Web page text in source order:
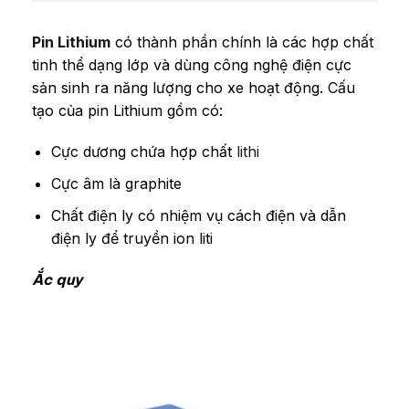
Pin Lithium có thành phần chính là các hợp chất
tinh thể dạng lớp và dùng công nghệ điện cực
sản sinh ra năng lượng cho xe hoạt động. Cấu
tạo của pin Lithium gồm có:
Cực dương chứa hợp chất lithi
Cực âm là graphite
Chất điện ly có nhiệm vụ cách điện và dẫn
điện ly để truyền ion liti
Ắc quy